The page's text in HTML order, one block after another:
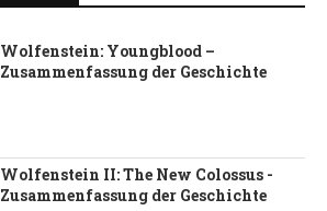
Wolfenstein: Youngblood –
Zusammenfassung der Geschichte
Wolfenstein II: The New Colossus -
Zusammenfassung der Geschichte